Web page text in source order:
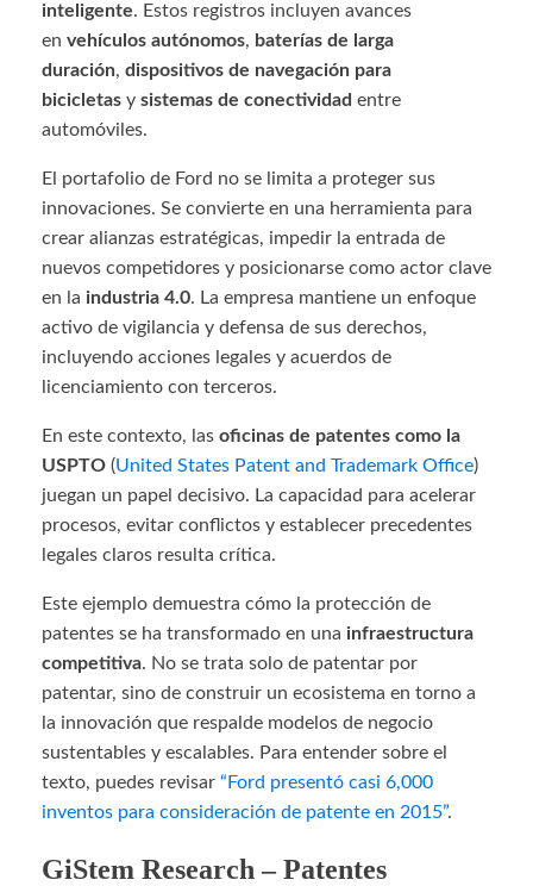
inteligente. Estos registros incluyen avances
en vehículos autónomos, baterías de larga
duración, dispositivos de navegación para
bicicletas y sistemas de conectividad entre
automóviles.
El portafolio de Ford no se limita a proteger sus
innovaciones. Se convierte en una herramienta para
crear alianzas estratégicas, impedir la entrada de
nuevos competidores y posicionarse como actor clave
en la industria 4.0. La empresa mantiene un enfoque
activo de vigilancia y defensa de sus derechos,
incluyendo acciones legales y acuerdos de
licenciamiento con terceros.
En este contexto, las oficinas de patentes como la
USPTO (United States Patent and Trademark Office)
juegan un papel decisivo. La capacidad para acelerar
procesos, evitar conflictos y establecer precedentes
legales claros resulta crítica.
Este ejemplo demuestra cómo la protección de
patentes se ha transformado en una infraestructura
competitiva. No se trata solo de patentar por
patentar, sino de construir un ecosistema en torno a
la innovación que respalde modelos de negocio
sustentables y escalables. Para entender sobre el
texto, puedes revisar “Ford presentó casi 6,000
inventos para consideración de patente en 2015”.
GiStem Research – Patentes